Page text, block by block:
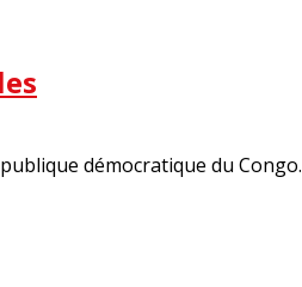
démocratique du